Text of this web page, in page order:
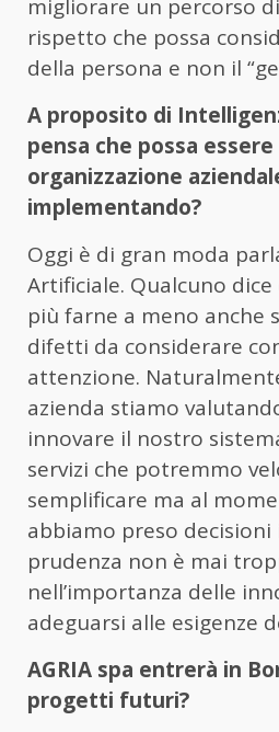
migliorare un percorso
rispetto che possa
della persona e non il
A proposito di
pensa che possa
organizzazione
implementando?
Oggi è di gran moda
Artificiale. Qualcuno
più farne a meno anche
difetti da considerare
attenzione.
azienda stiamo
innovare il nostro
servizi che potremmo
semplificare ma al
abbiamo preso decisioni
prudenza non è mai
nell’importanza delle
adeguarsi alle esigenze
AGRIA spa entrerà in
progetti futuri?